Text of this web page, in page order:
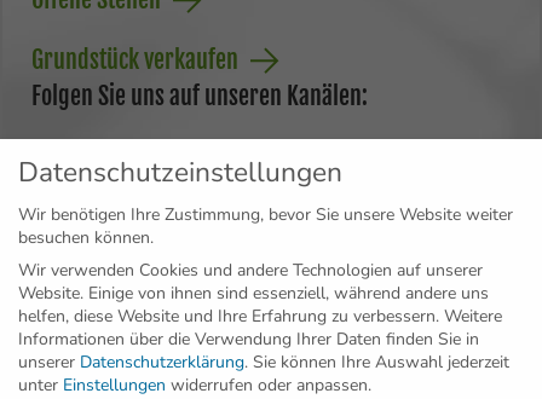
Grundstück verkaufen
Jetzt zum Newsletter anmelden und wichtige
Projekt-Updates sichern:
Newsletter abonnieren
Folgen Sie uns auf unseren Kanälen:
Datenschutzeinstellungen
Wir benötigen Ihre Zustimmung, bevor Sie unsere Website weiter
besuchen können.
Wir verwenden Cookies und andere Technologien auf unserer
Website. Einige von ihnen sind essenziell, während andere uns
helfen, diese Website und Ihre Erfahrung zu verbessern. Weitere
Informationen über die Verwendung Ihrer Daten finden Sie in
unserer Datenschutzerklärung. Sie können Ihre Auswahl jederzeit
unter Einstellungen widerrufen oder anpassen.